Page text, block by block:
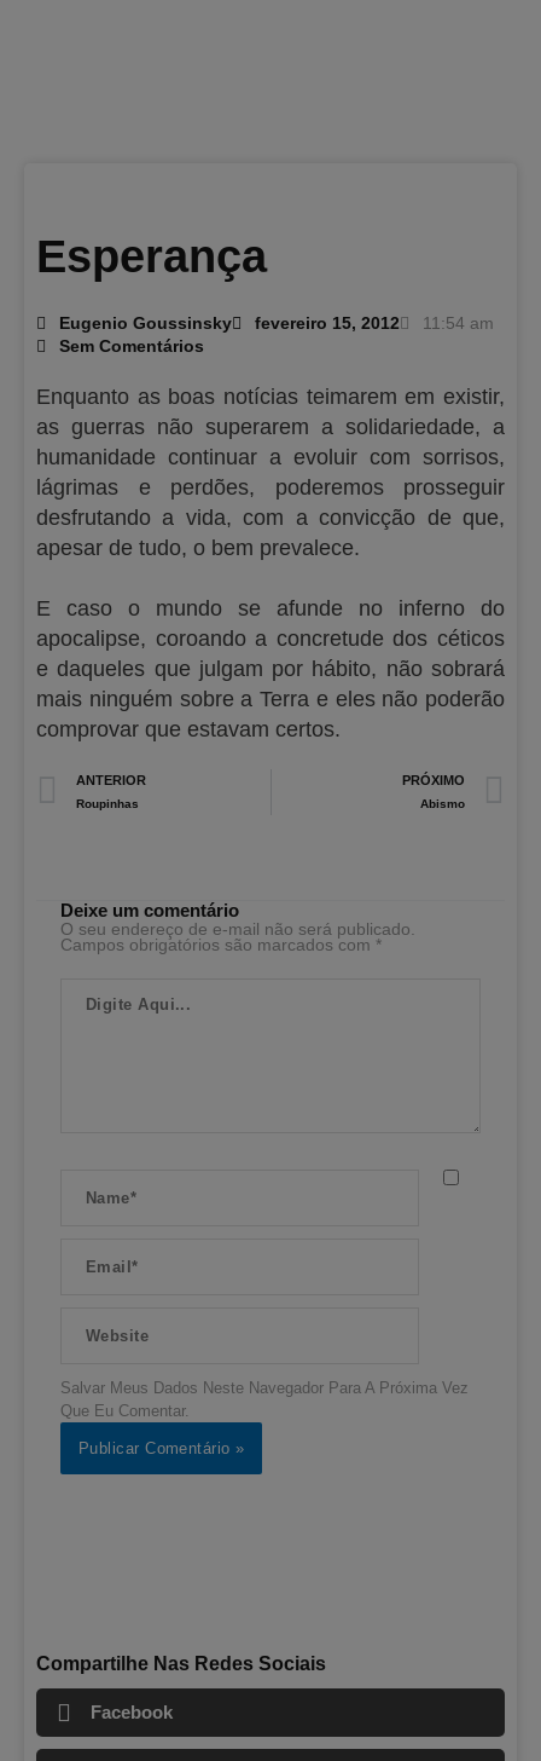
Esperança
Eugenio Goussinsky fevereiro 15, 2012
11:54 am
Sem Comentários
Enquanto as boas notícias teimarem em existir,
as guerras não superarem a solidariedade, a
humanidade continuar a evoluir com sorrisos,
lágrimas e perdões, poderemos prosseguir
desfrutando a vida, com a convicção de que,
apesar de tudo, o bem prevalece.
E caso o mundo se afunde no inferno do
apocalipse, coroando a concretude dos céticos
e daqueles que julgam por hábito, não sobrará
mais ninguém sobre a Terra e eles não poderão
comprovar que estavam certos.
Prev
ANTERIOR
Roupinhas
PRÓXIMO
Abismo
Deixe um comentário
O seu endereço de e-mail não será publicado.
Campos obrigatórios são marcados com *
Aqui...
Salvar Meus Dados Neste Navegador Para A Próxima Vez
Que Eu Comentar.
Compartilhe Nas Redes Sociais
Facebook